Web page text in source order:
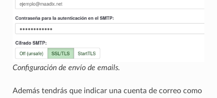
Configuración de envío de emails.
Además tendrás que indicar una cuenta de correo como